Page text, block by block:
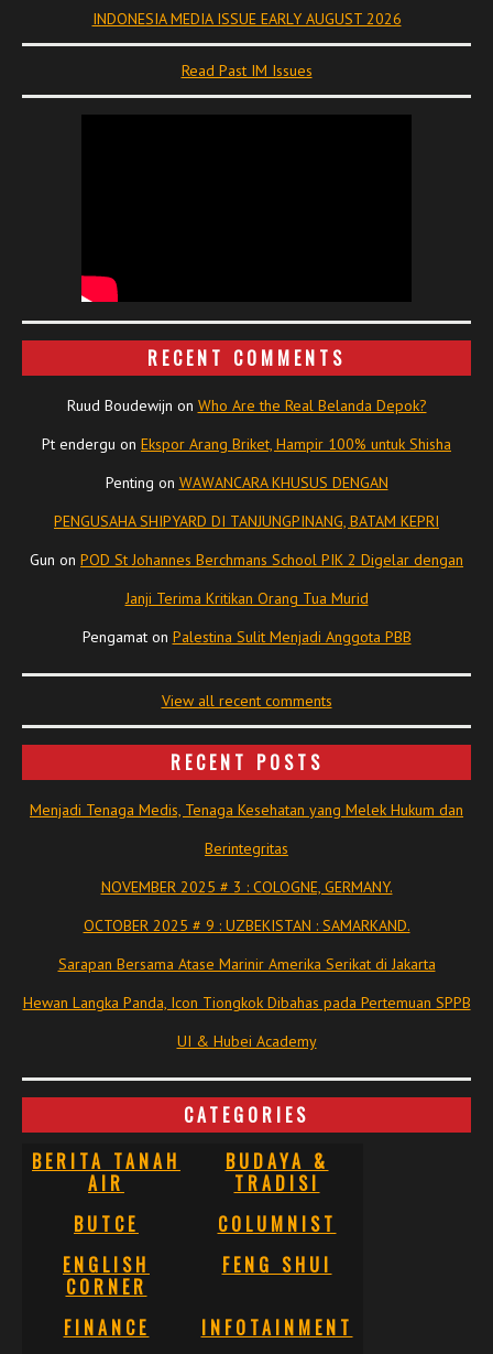
INDONESIA MEDIA ISSUE EARLY AUGUST 2026
Read Past IM Issues
RECENT COMMENTS
Ruud Boudewijn on Who Are the Real Belanda Depok?
Pt endergu on Ekspor Arang Briket, Hampir 100% untuk Shisha
Penting on WAWANCARA KHUSUS DENGAN
PENGUSAHA SHIPYARD DI TANJUNGPINANG, BATAM KEPRI
Gun on POD St Johannes Berchmans School PIK 2 Digelar dengan
Janji Terima Kritikan Orang Tua Murid
Pengamaton Palestina Sulit Menjadi Anggota PBB
View all recent comments
RECENT POSTS
Menjadi Tenaga Medis, Tenaga Kesehatan yang Melek Hukum dan
Berintegritas
NOVEMBER 2025 # 3 : COLOGNE, GERMANY.
OCTOBER 2025 # 9 : UZBEKISTAN : SAMARKAND.
Sarapan Bersama Atase Marinir Amerika Serikat di Jakarta
Hewan Langka Panda, Icon Tiongkok Dibahas pada Pertemuan SPPB
UI & Hubei Academy
CATEGORIES
BERITA TANAH
AIR
BUDAYA &
TRADISI
BUTCE
COLUMNIST
ENGLISH
CORNER
FENG SHUI
FINANCE
INFOTAINMENT